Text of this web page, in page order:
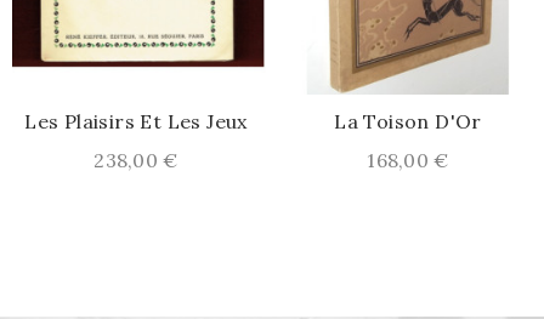
Les Plaisirs Et Les Jeux
Prix
238,00 €
La Toison D'Or
Prix
168,00 €